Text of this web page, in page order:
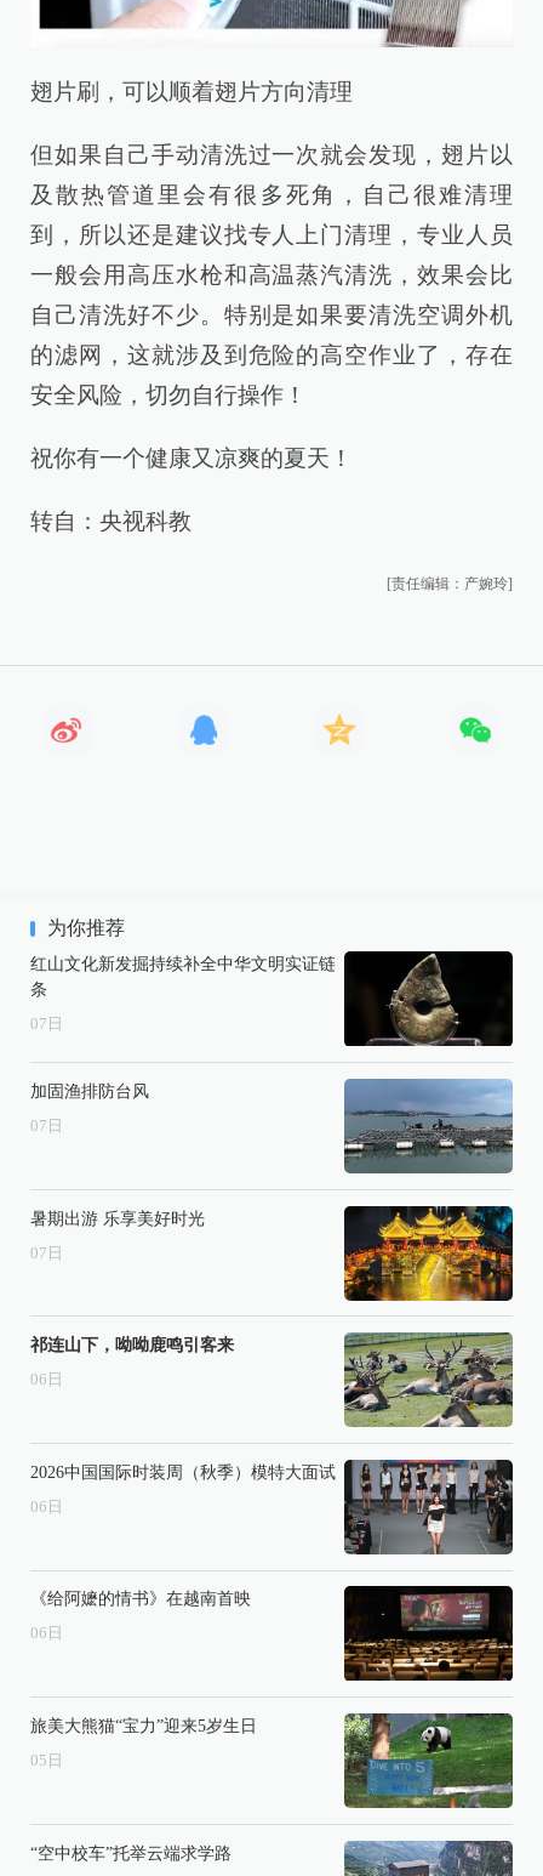
翅片刷，可以顺着翅片方向清理
但如果自己手动清洗过一次就会发现，翅片以
及散热管道里会有很多死角，自己很难清理
到，所以还是建议找专人上门清理，专业人员
一般会用高压水枪和高温蒸汽清洗，效果会比
自己清洗好不少。特别是如果要清洗空调外机
的滤网，这就涉及到危险的高空作业了，存在
安全风险，切勿自行操作！
祝你有一个健康又凉爽的夏天！
转自：央视科教
[责任编辑：产婉玲]
为你推荐
红山文化新发掘持续补全中华文明实证链
条
07 日
加固渔排防台风
07 日
暑期出游 乐享美好时光
07 日
祁连山下，呦呦鹿鸣引客来
06 日
2026中国国际时装周（秋季）模特大面试
06 日
《给阿嬷的情书》在越南首映
06 日
旅美大熊猫“宝力”迎来5岁生日
05 日
“空中校车”托举云端求学路